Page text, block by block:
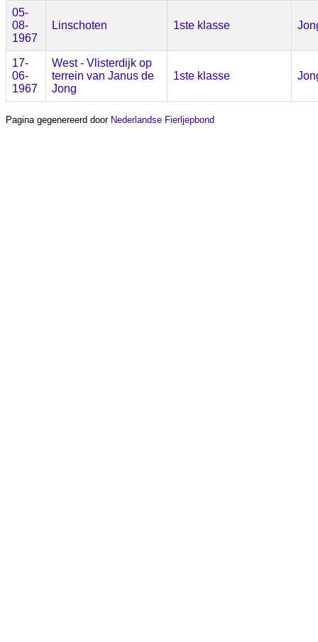
05-
08-
1967
Linschoten 1ste klasse
17-
06-
1967
West - Vlisterdijk op
terrein van Janus de
Jong
1ste klasse
Pagina gegenereerd door Nederlandse Fierljepbond